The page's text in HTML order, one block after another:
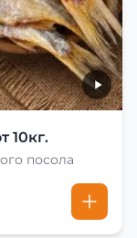
10кг.
посола